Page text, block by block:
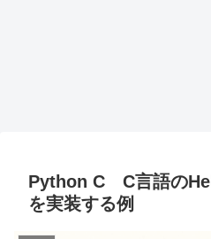
Python C C言語の
を実装する例